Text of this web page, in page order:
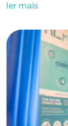
ler mais